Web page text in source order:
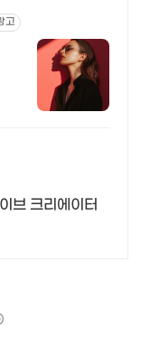
고
브 크리에이터